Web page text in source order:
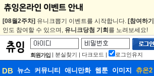
[08월2주차] 유니크뽑기 이벤트를 시작합니다. [참여하
인도 참여할 수 있으며, 유니크당첨 기회 를 노려보세요!
회원가입 | 분실찾기 | 다크모드 | 로그인유지
DB 뉴스 커뮤니티 애니만화 웹툰 이미지 츄온2